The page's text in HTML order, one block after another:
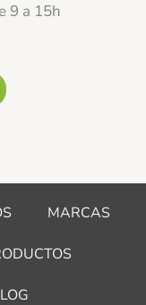
9 a 15h
MARCAS